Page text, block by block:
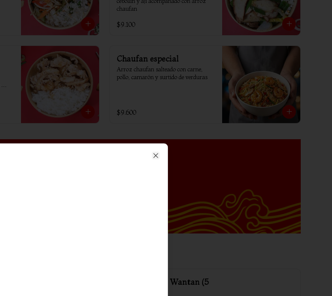
chaufan
$9.100
Chaufan especial
Arroz chaufan salteado con carne,
pollo, camarón y surtido de verduras
$9.600
Media porción Wantan (5